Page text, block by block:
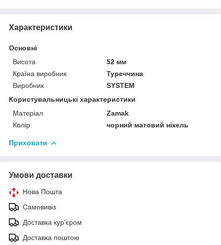
Характеристики
Основні
Висота
52 мм
Країна виробник
Туреччина
Виробник
SYSTEM
Користувальницькі характеристики
Матеріал
Zamak
Колір
чорний матовий нікель
Приховати
Умови доставки
Нова Пошта
Самовивіз
Доставка кур'єром
Доставка поштою